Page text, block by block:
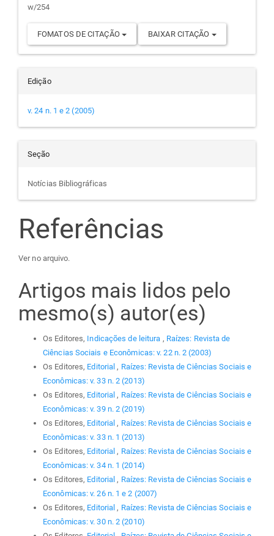
w/254
FOMATOS DE CITAÇÃO BAIXAR CITAÇÃO
Edição
v. 24 n. 1 e 2 (2005)
Seção
Notícias Bibliográficas
Referências
Ver no arquivo.
Artigos mais lidos pelo
mesmo(s) autor(es)
Os Editores, Indicações de leitura , Raízes: Revista de
Ciências Sociais e Econômicas: v. 22 n. 2 (2003)
Os Editores, Editorial, Raízes: Revista de Ciências Sociais e
Econômicas: v. 33 n. 2 (2013)
Os Editores, Editorial, Raízes: Revista de Ciências Sociais e
Econômicas: v. 39 n. 2 (2019)
Os Editores, Editorial, Raízes: Revista de Ciências Sociais e
Econômicas: v. 33 n. 1 (2013)
Os Editores, Editorial, Raízes: Revista de Ciências Sociais e
Econômicas: v. 34 n. 1 (2014)
Os Editores, Editorial, Raízes: Revista de Ciências Sociais e
Econômicas: v. 26 n. 1 e 2 (2007)
Os Editores, Editorial, Raízes: Revista de Ciências Sociais e
Econômicas: v. 30 n. 2 (2010)